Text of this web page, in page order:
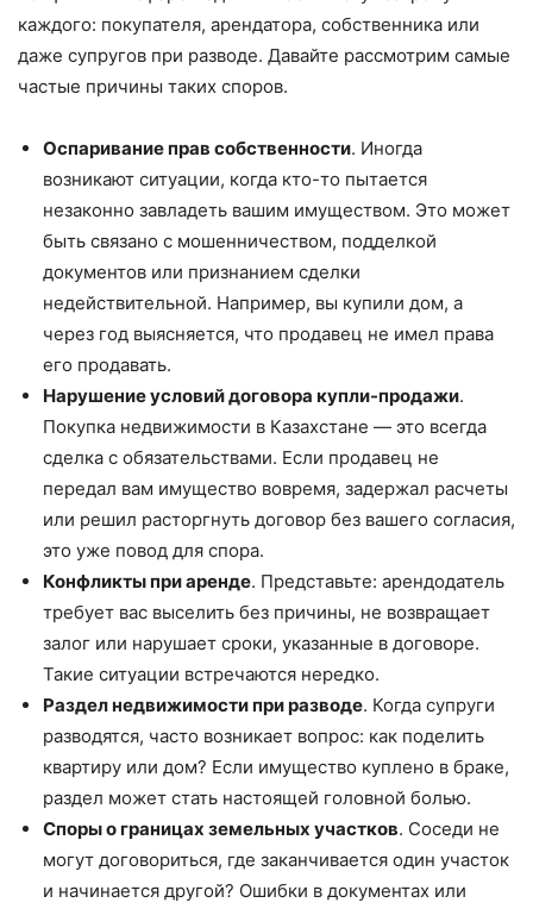
каждого: покупателя, арендатора, собственника или
даже супругов при разводе. Давайте рассмотрим самые
частые причины таких споров.
Оспаривание прав собственности. Иногда
возникают ситуации, когда кто-то пытается
незаконно завладеть вашим имуществом. Это может
быть связано с мошенничеством, подделкой
документов или признанием сделки
недействительной. Например, вы купили дом, а
через год выясняется, что продавец не имел права
его продавать.
Нарушение условий договора купли-продажи.
Покупка недвижимости в Казахстане — это всегда
сделка с обязательствами. Если продавец не
передал вам имущество вовремя, задержал расчеты
или решил расторгнуть договор без вашего согласия,
это уже повод для спора.
Конфликты при аренде. Представьте: арендодатель
требует вас выселить без причины, не возвращает
залог или нарушает сроки, указанные в договоре.
Такие ситуации встречаются нередко.
Раздел недвижимости при разводе. Когда супруги
разводятся, часто возникает вопрос: как поделить
квартиру или дом? Если имущество куплено в браке,
раздел может стать настоящей головной болью.
Споры о границах земельных участков. Соседи не
могут договориться, где заканчивается один участок
и начинается другой? Ошибки в документах или